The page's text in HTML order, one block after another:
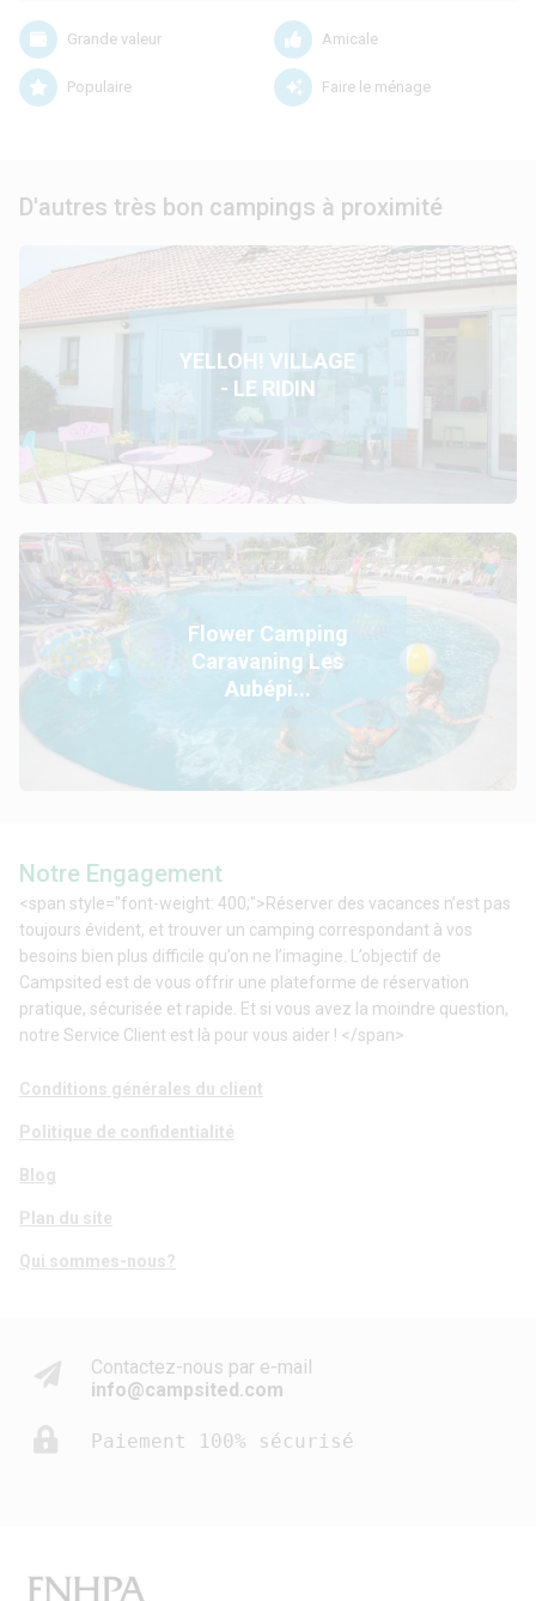
Grande valeur Amicale
Populaire Faire le ménage
D'autres très bon campings à proximité
YELLOH! VILLAGE
- LE RIDIN
Flower Camping
Caravaning Les
Aubépi...
Notre Engagement
<span style="font-weight: 400;">Réserver des vacances n’est pas
toujours évident, et trouver un camping correspondant à vos
besoins bien plus difficile qu’on ne l’imagine. L’objectif de
Campsited est de vous offrir une plateforme de réservation
pratique, sécurisée et rapide. Et si vous avez la moindre question,
notre Service Client est là pour vous aider ! </span>
Conditions générales du client
Politique de confidentialité
Blog
Plan du site
Qui sommes-nous?
Contactez-nous par e-mail
info@campsited.com
Paiement 100% sécurisé